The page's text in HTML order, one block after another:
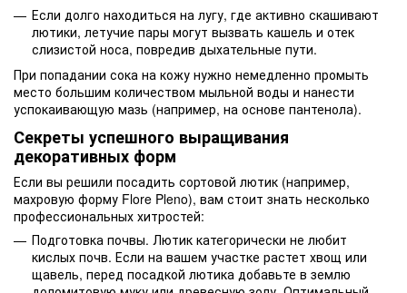
Если долго находиться на лугу, где активно скашивают
лютики, летучие пары могут вызвать кашель и отек
слизистой носа, повредив дыхательные пути.
При попадании сока на кожу нужно немедленно промыть
место большим количеством мыльной воды и нанести
успокаивающую мазь (например, на основе пантенола).
Секреты успешного выращивания
декоративных форм
Если вы решили посадить сортовой лютик (например,
махровую форму Flore Pleno), вам стоит знать несколько
профессиональных хитростей:
Подготовка почвы. Лютик категорически не любит
кислых почв. Если на вашем участке растет хвощ или
щавель, перед посадкой лютика добавьте в землю